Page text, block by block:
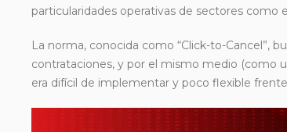
particularidades operativas de sectores como
La norma, conocida como “Click-to-Cancel”,
contrataciones, y por el mismo medio (como
era difícil de implementar y poco flexible